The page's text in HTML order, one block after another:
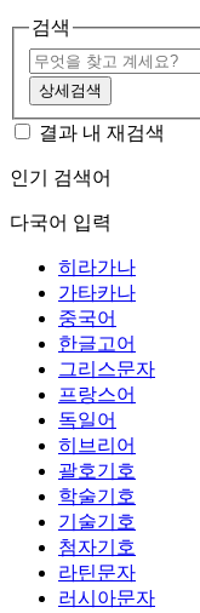
검색
상세검색
결과 내 재검색
인기 검색어
다국어 입력
히라가나
가타카나
중국어
한글고어
그리스문자
프랑스어
독일어
히브리어
괄호기호
학술기호
기술기호
첨자기호
라틴문자
러시아문자